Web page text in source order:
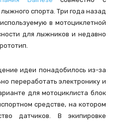
спорта. Три года назад
в мотоциклетной
для лыжников и недавно
идеи понадобилось из-за
переработать электронику и
для мотоциклиста блок
средстве, на котором
датчиков. В экипировке